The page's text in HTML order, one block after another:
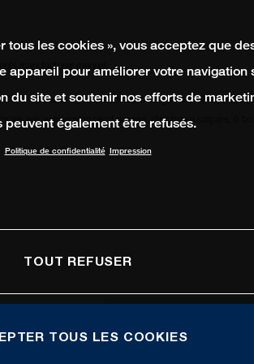
manufacturer manual.
in place and avoid from becoming loose. Always
are, suspension pivot screws, disc brake calipers, 6
tous les cookies », vous acceptez que
appareil pour améliorer votre navigation
du site et soutenir nos efforts de
peuvent également être refusés.
Politique de confidentialité Impression
TOUT REFUSER
TOUS LES COOKIES